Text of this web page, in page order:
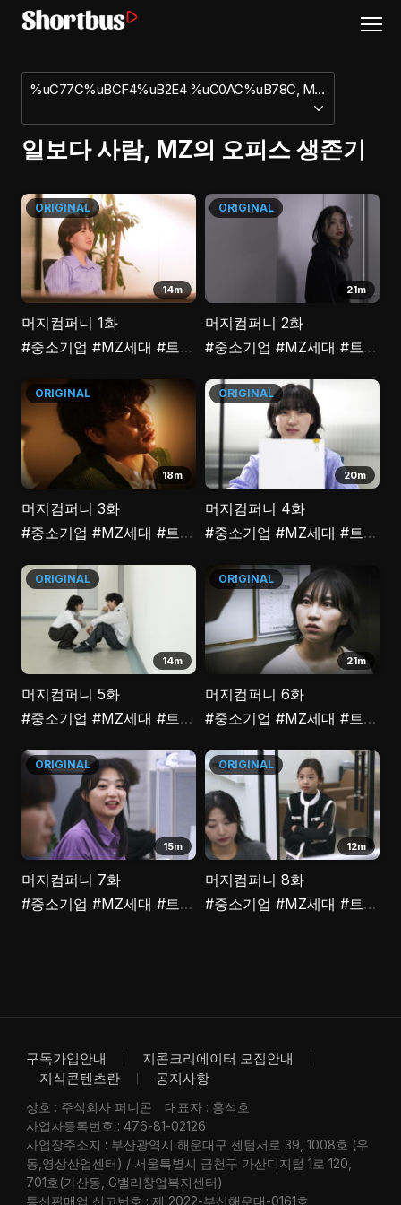
%uC77C%uBCF4%uB2E4 %uC0AC%uB78C, MZ%uC758 %uC624%uD53C%uC2A4 %uC0DD%uC874%uAE30
일보다 사람, MZ의 오피스 생존기
14m
ORIGINAL
머지컴퍼니 1화
#중소기업 #MZ세대 #트라우마 #극복 #취업
21m
ORIGINAL
머지컴퍼니 2화
#중소기업 #MZ세대 #트라우마
18m
ORIGINAL
머지컴퍼니 3화
#중소기업 #MZ세대 #트라우마 #극복 #취업
20m
ORIGINAL
머지컴퍼니 4화
#중소기업 #MZ세대 #트라우마
14m
ORIGINAL
머지컴퍼니 5화
#중소기업 #MZ세대 #트라우마 #극복 #취업
21m
ORIGINAL
머지컴퍼니 6화
#중소기업 #MZ세대 #트라우마
15m
ORIGINAL
머지컴퍼니 7화
#중소기업 #MZ세대 #트라우마 #극복 #취업
12m
ORIGINAL
머지컴퍼니 8화
#중소기업 #MZ세대 #트라우마
구독가입안내
지콘크리에이터 모집안내
지식콘텐츠란
공지사항
상호 : 주식회사 퍼니콘
대표자 : 홍석호
사업자등록번호 : 476-81-02126
사업장주소지 : 부산광역시 해운대구 센텀서로 39, 1008호 (우
동,영상산업센터) / 서울특별시 금천구 가산디지털 1로 120,
701호(가산동, G밸리창업복지센터)
통신판매업 신고번호 : 제 2022-부산해운대-0161호